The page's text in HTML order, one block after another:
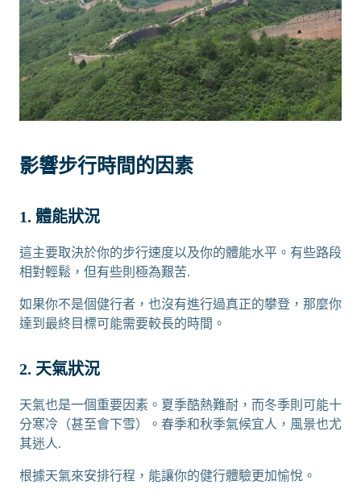
影響步行時間的因素
1. 體能狀況
這主要取決於你的步行速度以及你的體能水平。有些路段
相對輕鬆，但有些則極為艱苦.
如果你不是個健行者，也沒有進行過真正的攀登，那麼你
達到最終目標可能需要較長的時間。
2. 天氣狀況
天氣也是一個重要因素。夏季酷熱難耐，而冬季則可能十
分寒冷（甚至會下雪）。春季和秋季氣候宜人，風景也尤
其迷人.
根據天氣來安排行程，能讓你的健行體驗更加愉悅。